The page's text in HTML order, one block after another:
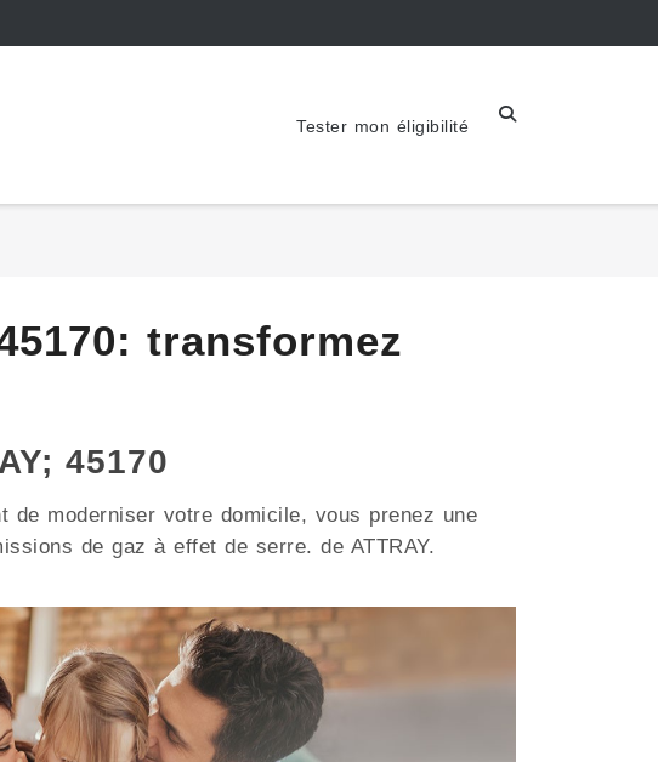
Tester mon éligibilité
transformez
45170
de moderniser votre domicile, vous prenez une
de gaz à effet de serre. de ATTRAY.